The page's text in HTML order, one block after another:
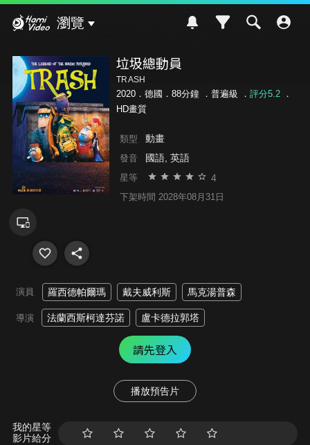
瀏覽
垃圾總動員
TRASH
2020．德國．88分鐘 ． 普遍級 ． 評分5.2．
HD畫質
類型 動畫
發音 國語, 英語
星等 4
下架時間 2028年08月31日
演員 羅西德帕爾瑪 戴夫威利斯 馬克湯普森
導演 法蘭西斯柯達芬諾 盧卡德拉郭塔
請先登入
播放預告片
我的星等
影片給分